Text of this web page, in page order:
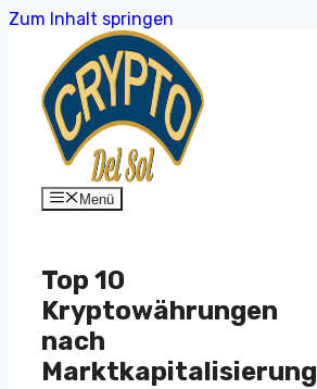
Zum Inhalt springen
Menü
Top 10
Kryptowährungen
nach
Marktkapitalisierung